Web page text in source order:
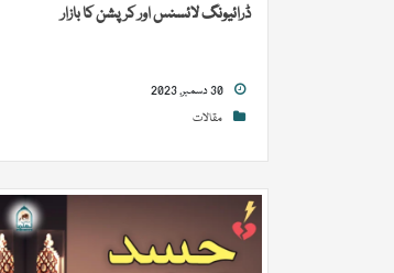
ڈرائیونگ لائسنس اور کرپشن کا بازار
مقالات